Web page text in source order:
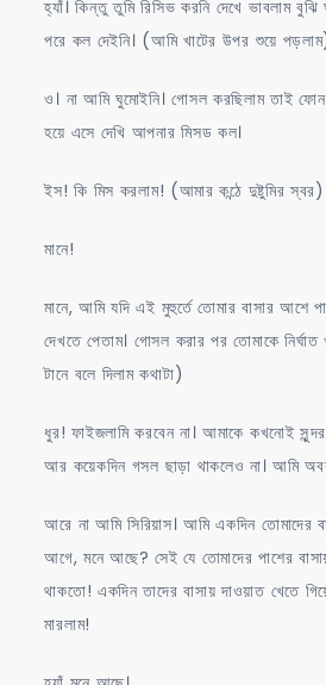
হ্যাঁ। কিন্তু তুমি রিসিভ করনি দেখে ভাবলাম
পরে কল দেইনি। (আমি খাটের উপর শুয়ে
ও। না আমি ঘুমোইনি। গোসল করছিলাম তাই ফোন
হয়ে এসে দেখি আপনার মিসড কল।
ইস! কি মিস করলাম! (আমার কন্ঠে দুষ্টুমির স্বর)
মানে!
মানে, আমি যদি এই মুহুর্তে তোমার বাসার আশে
দেখতে পেতাম। গোসল করার পর তোমাকে
টানে বলে দিলাম কথাটা)
ধুর! ফাইজলামি করবেন না। আমাকে কখনোই
আর কয়েকদিন গসল ছাড়া থাকলেও না। আমি
আরে না আমি সিরিয়াস। আমি একদিন তোমাদের
আগে, মনে আছে? সেই যে তোমাদের পাশের
থাকতো! একদিন তাদের বাসায় দাওয়াত খেতে
মারলাম!